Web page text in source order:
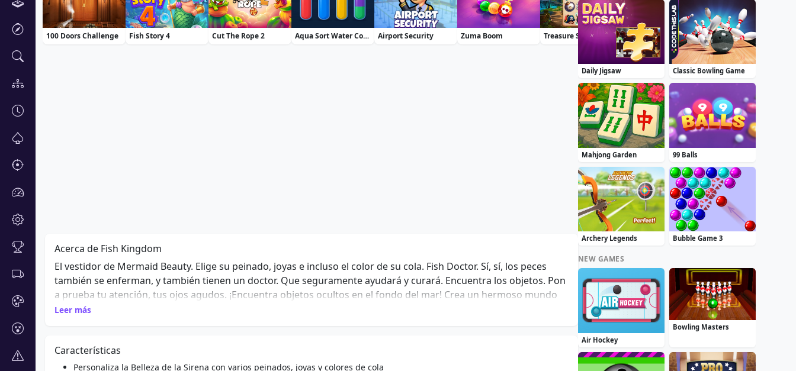
100 Doors Challenge Fish Story 4 Cut The Rope 2 Aqua Sort Water Color Puzzle Airport Security Zuma Boom Treasure Seeker Blackriver Mystery. Hidden Objects
Acerca de Fish Kingdom
El vestidor de Mermaid Beauty. Elige su peinado, joyas e incluso el color de su cola. Fish Doctor. Sí, sí, los peces
también se enferman, y también tienen un doctor. Que seguramente ayudará y curará. Encuentra los objetos. Pon
a prueba tu atención, tus ojos agudos. ¡Encuentra objetos ocultos en el fondo del mar! Crea un hermoso mundo
marino. Decora el mundo de los habitantes submarinos a tu gusto. Ecología. La gente a menudo contamina
Leer más
Características
Personaliza la Belleza de la Sirena con varios peinados, joyas y colores de cola
Daily Jigsaw Classic Bowling Game
Mahjong Garden 99 Balls
Archery Legends Bubble Game 3
NEW GAMES
Air Hockey
Bowling Masters